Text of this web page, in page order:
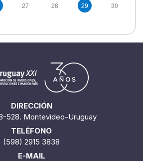
27 28 29 30
DIRECCIÓN
528. Montevideo-Uruguay
TELÉFONO
(598) 2915 3838
E-MAIL